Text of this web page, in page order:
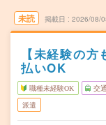
未読 掲載日 2026/08/
【未経験の
払いOK
職種未経験OK 交
派遣